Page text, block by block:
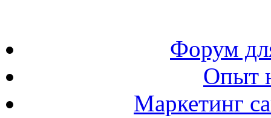
Форум
Опыт
Маркетинг